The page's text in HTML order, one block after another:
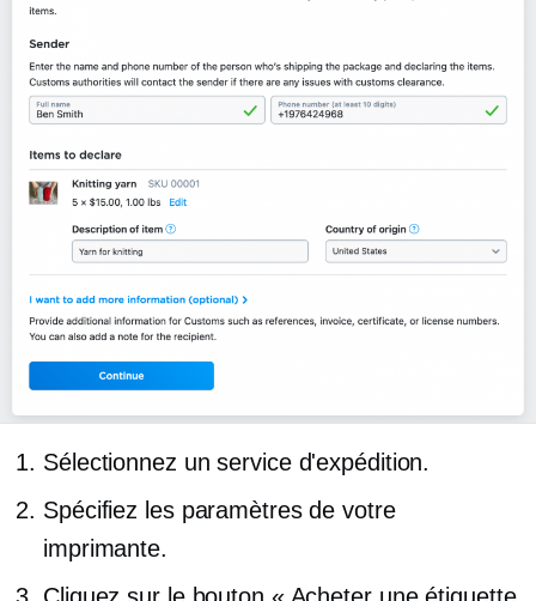
Sélectionnez un service d'expédition.
Spécifiez les paramètres de votre
imprimante.